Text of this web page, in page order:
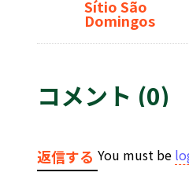
Sítio São
Domingos
コメント (0)
返信する You must be